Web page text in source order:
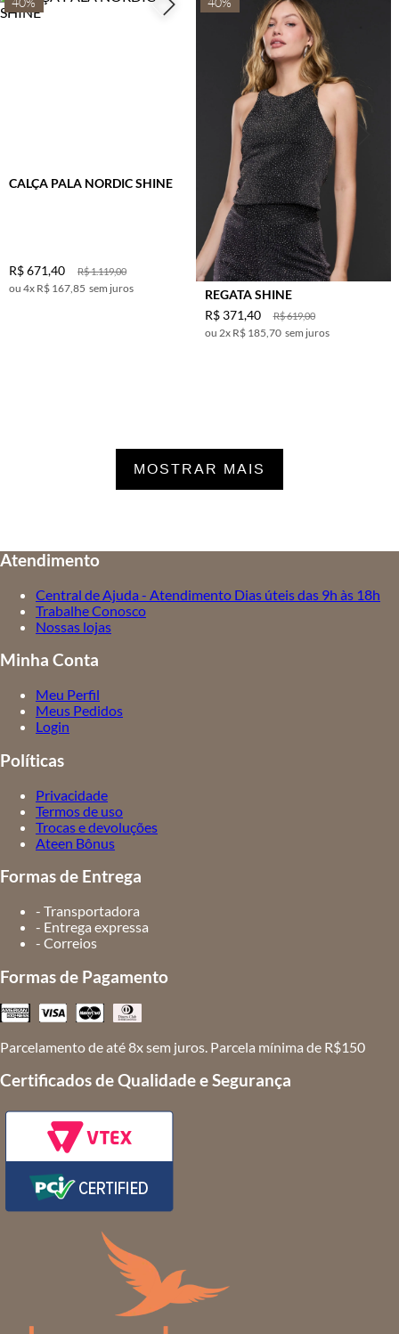
CALÇA PALA NORDIC SHINE
R$1.119,00
R$671,40
4x R$ 167,85 sem juros REGATA SHINE
R$619,00
R$ 371,40
2x R$ 185,70 sem juros
MOSTRAR MAIS
Atendimento
Central de Ajuda - Atendimento Dias úteis das 9h às 18h
Trabalhe Conosco
Nossas lojas
Minha Conta
Meu Perfil
Meus Pedidos
Login
Políticas
Privacidade
Termos de uso
Trocas e devoluções
Ateen Bônus
Formas de Entrega
- Transportadora
- Entrega expressa
- Correios
Formas de Pagamento
Parcelamento de até 8x sem juros. Parcela mínima de R$150
Certificados de Qualidade e Segurança